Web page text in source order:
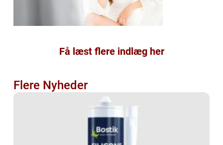
Få læst flere indlæg her
Flere Nyheder